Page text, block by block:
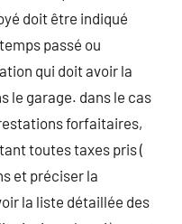
doit être indiqué
passé ou
qui doit avoir la
le garage. dans le cas
forfaitaires,
toutes taxes pris (
et préciser la
la liste détaillée des